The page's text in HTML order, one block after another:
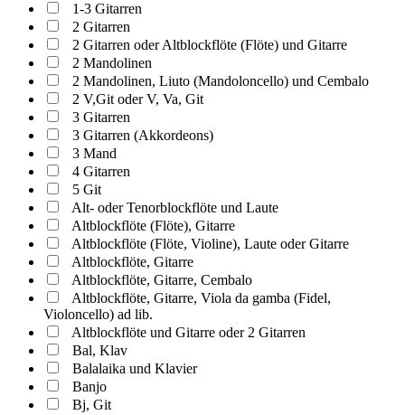
1-3 Gitarren
2 Gitarren
2 Gitarren oder Altblockflöte (Flöte) und Gitarre
2 Mandolinen
2 Mandolinen, Liuto (Mandoloncello) und Cembalo
2 V,Git oder V, Va, Git
3 Gitarren
3 Gitarren (Akkordeons)
3 Mand
4 Gitarren
5 Git
Alt- oder Tenorblockflöte und Laute
Altblockflöte (Flöte), Gitarre
Altblockflöte (Flöte, Violine), Laute oder Gitarre
Altblockflöte, Gitarre
Altblockflöte, Gitarre, Cembalo
Altblockflöte, Gitarre, Viola da gamba (Fidel,
Violoncello) ad lib.
Altblockflöte und Gitarre oder 2 Gitarren
Bal, Klav
Balalaika und Klavier
Banjo
Bj, Git